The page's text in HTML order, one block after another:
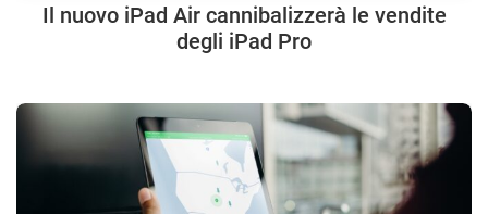
Il nuovo iPad Air cannibalizzerà le vendite
degli iPad Pro